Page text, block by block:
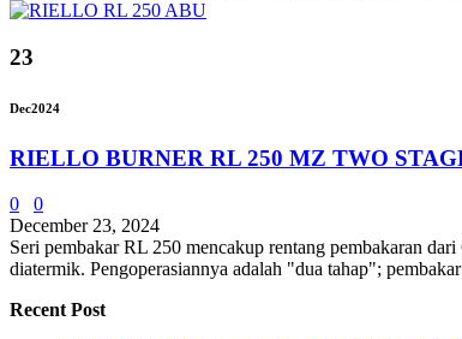
23
Dec2024
RIELLO BURNER RL 250 MZ TWO
0
0
December 23, 2024
Seri pembakar RL 250 mencakup rentang pembakaran
diatermik. Pengoperasiannya adalah "dua tahap";
Recent Post